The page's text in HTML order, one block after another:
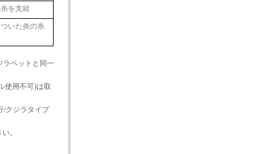
を支給
いた炎の糸
ラペットと同一
使用不可)は取
/クジラタイプ
。